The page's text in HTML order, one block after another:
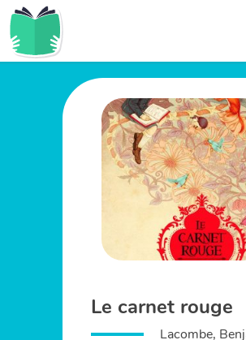
Le carnet rouge
Lacombe,